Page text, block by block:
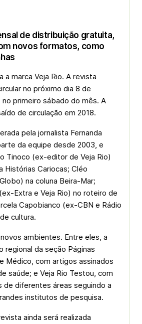
de distribuição gratuita,
novos formatos, como
a marca Veja Rio. A revista
no próximo dia 8 de
primeiro sábado do mês. A
de circulação em 2018.
pela jornalista Fernanda
da equipe desde 2003, e
Tinoco (ex-editor de Veja Rio)
Histórias Cariocas; Cléo
na coluna Beira-Mar;
Extra e Veja Rio) no roteiro de
Capobianco (ex-CBN e Rádio
cultura.
ambientes. Entre eles, a
regional da seção Páginas
Médico, com artigos assinados
saúde; e Veja Rio Testou, com
diferentes áreas seguindo a
institutos de pesquisa.
ainda será realizada